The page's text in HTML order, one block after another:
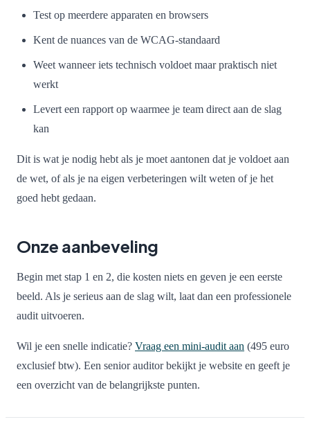
Test op meerdere apparaten en browsers
Kent de nuances van de WCAG-standaard
Weet wanneer iets technisch voldoet maar praktisch niet
werkt
Levert een rapport op waarmee je team direct aan de slag
kan
Dit is wat je nodig hebt als je moet aantonen dat je voldoet aan
de wet, of als je na eigen verbeteringen wilt weten of je het
goed hebt gedaan.
Onze aanbeveling
Begin met stap 1 en 2, die kosten niets en geven je een eerste
beeld. Als je serieus aan de slag wilt, laat dan een professionele
audit uitvoeren.
Wil je een snelle indicatie? Vraag een mini-audit aan (495 euro
exclusief btw). Een senior auditor bekijkt je website en geeft je
een overzicht van de belangrijkste punten.